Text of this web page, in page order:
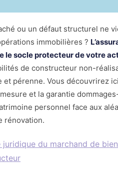
ou un défaut structurel ne
immobilières ?
le socle protecteur de votre
de constructeur non-
pérenne. Vous découvrirez
et la garantie
personnel face aux
rénovation.
du marchand de